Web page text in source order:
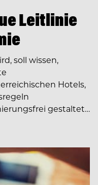
Leitlinie
soll wissen,
Hotels,
gestaltet…